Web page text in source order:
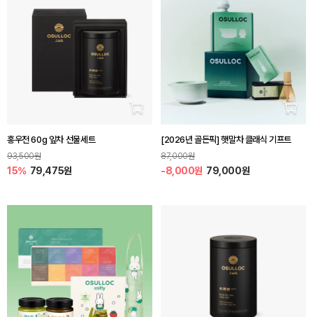
장바구니 담기
홍우전 60g 잎차 선물세트
93,500원
15% 79,475원
장바
[2026년 골든픽] 햇말차 클래식 기프트
87,000원
-8,000원 79,000원